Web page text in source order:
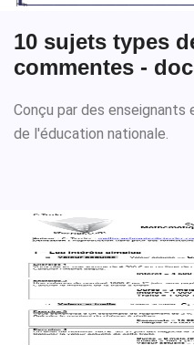
10 sujets types
commentes - doc
Conçu par des
de l'éducation nationale.